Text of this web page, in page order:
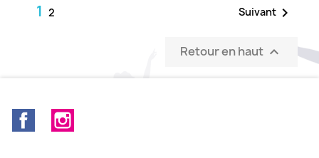
1 2 Suivant 
Retour en haut 
Facebook